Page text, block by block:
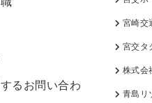
るお問い合わ
宮崎交
宮交タ
株式会
青島リ